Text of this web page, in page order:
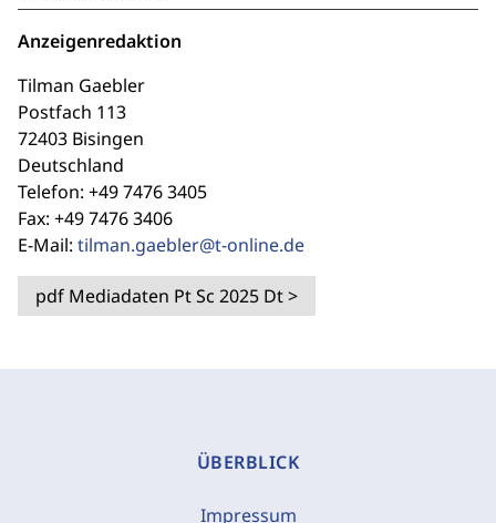
Anzeigenredaktion
Tilman Gaebler
Postfach 113
72403 Bisingen
Deutschland
Telefon: +49 7476 3405
Fax: +49 7476 3406
E-Mail: tilman.gaebler@t-online.de
pdf Mediadaten Pt Sc 2025 Dt>
ÜBERBLICK
Impressum